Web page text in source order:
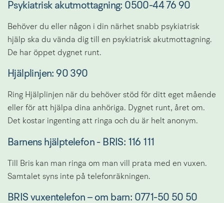
Psykiatrisk akutmottagning: 0500-44 76 90
Behöver du eller någon i din närhet snabb psykiatrisk
hjälp ska du vända dig till en psykiatrisk akutmottagning.
De har öppet dygnet runt.
Hjälplinjen: 90 390
Ring Hjälplinjen när du behöver stöd för ditt eget mående
eller för att hjälpa dina anhöriga. Dygnet runt, året om.
Det kostar ingenting att ringa och du är helt anonym.
Barnens hjälptelefon - BRIS: 116 111
Till Bris kan man ringa om man vill prata med en vuxen.
Samtalet syns inte på telefonräkningen.
BRIS vuxentelefon – om barn: 0771-50 50 50